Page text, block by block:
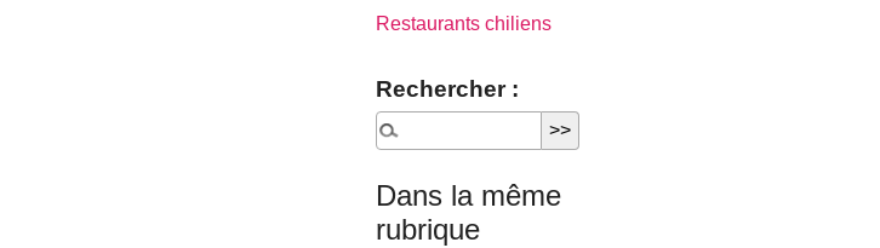
Restaurants chiliens
Rechercher :
Dans la même
rubrique